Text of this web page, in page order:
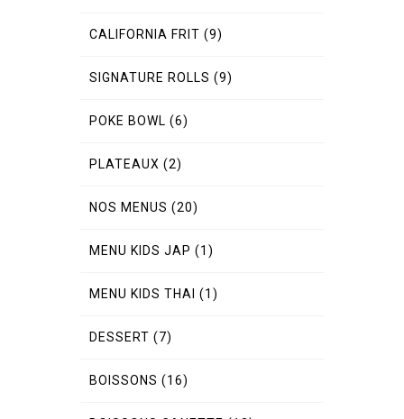
CALIFORNIA FRIT (9)
SIGNATURE ROLLS (9)
POKE BOWL (6)
PLATEAUX (2)
NOS MENUS (20)
MENU KIDS JAP (1)
MENU KIDS THAI (1)
DESSERT (7)
BOISSONS (16)